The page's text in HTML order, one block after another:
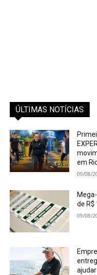
ÚLTIMAS NOTÍCIAS
em
09/08/
de R$
09/08/